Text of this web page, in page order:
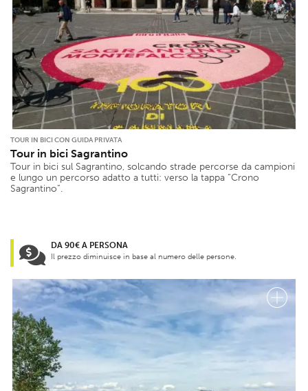
TOUR IN BICI CON GUIDA PRIVATA
Tour in bici Sagrantino
Tour in bici sul Sagrantino, solcando strade percorse da campioni
e lungo un percorso adatto a tutti: verso la tappa “Crono
Sagrantino”.
DA 90€ A PERSONA
Il prezzo diminuisce in base al numero delle persone.